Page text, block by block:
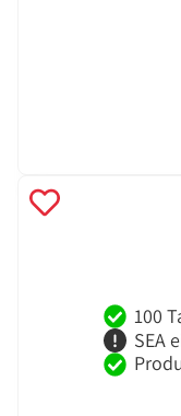
100
SEA